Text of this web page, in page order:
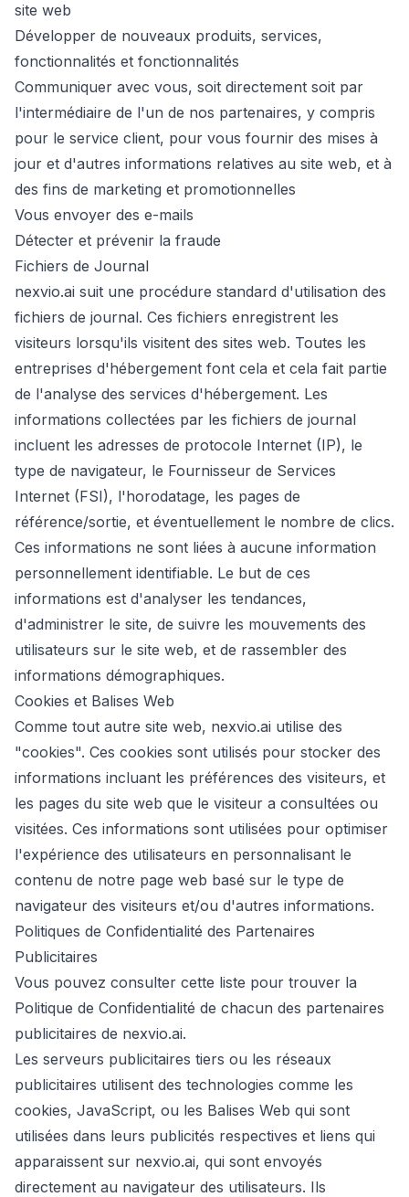
site web
Développer de nouveaux produits, services,
fonctionnalités et fonctionnalités
Communiquer avec vous, soit directement soit par
l'intermédiaire de l'un de nos partenaires, y compris
pour le service client, pour vous fournir des mises à
jour et d'autres informations relatives au site web, et à
des fins de marketing et promotionnelles
Vous envoyer des e-mails
Détecter et prévenir la fraude
Fichiers de Journal
nexvio.ai suit une procédure standard d'utilisation des
fichiers de journal. Ces fichiers enregistrent les
visiteurs lorsqu'ils visitent des sites web. Toutes les
entreprises d'hébergement font cela et cela fait partie
de l'analyse des services d'hébergement. Les
informations collectées par les fichiers de journal
incluent les adresses de protocole Internet (IP), le
type de navigateur, le Fournisseur de Services
Internet (FSI), l'horodatage, les pages de
référence/sortie, et éventuellement le nombre de clics.
Ces informations ne sont liées à aucune information
personnellement identifiable. Le but de ces
informations est d'analyser les tendances,
d'administrer le site, de suivre les mouvements des
utilisateurs sur le site web, et de rassembler des
informations démographiques.
Cookies et Balises Web
Comme tout autre site web, nexvio.ai utilise des
"cookies". Ces cookies sont utilisés pour stocker des
informations incluant les préférences des visiteurs, et
les pages du site web que le visiteur a consultées ou
visitées. Ces informations sont utilisées pour optimiser
l'expérience des utilisateurs en personnalisant le
contenu de notre page web basé sur le type de
navigateur des visiteurs et/ou d'autres informations.
Politiques de Confidentialité des Partenaires
Publicitaires
Vous pouvez consulter cette liste pour trouver la
Politique de Confidentialité de chacun des partenaires
publicitaires de nexvio.ai.
Les serveurs publicitaires tiers ou les réseaux
publicitaires utilisent des technologies comme les
cookies, JavaScript, ou les Balises Web qui sont
utilisées dans leurs publicités respectives et liens qui
apparaissent sur nexvio.ai, qui sont envoyés
directement au navigateur des utilisateurs. Ils